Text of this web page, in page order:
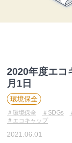
2020年度エ
月1日
環境保全
環境保全 SDGs
エコキャップ
2021.06.01